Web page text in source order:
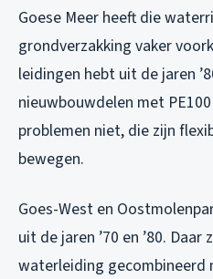
Goese Meer heeft die
grondverzakking vaker
leidingen hebt uit de jaren
nieuwbouwdelen met
problemen niet, die zijn
bewegen.
Goes-West en
uit de jaren ’70 en ’80. Daar
waterleiding gecombineerd